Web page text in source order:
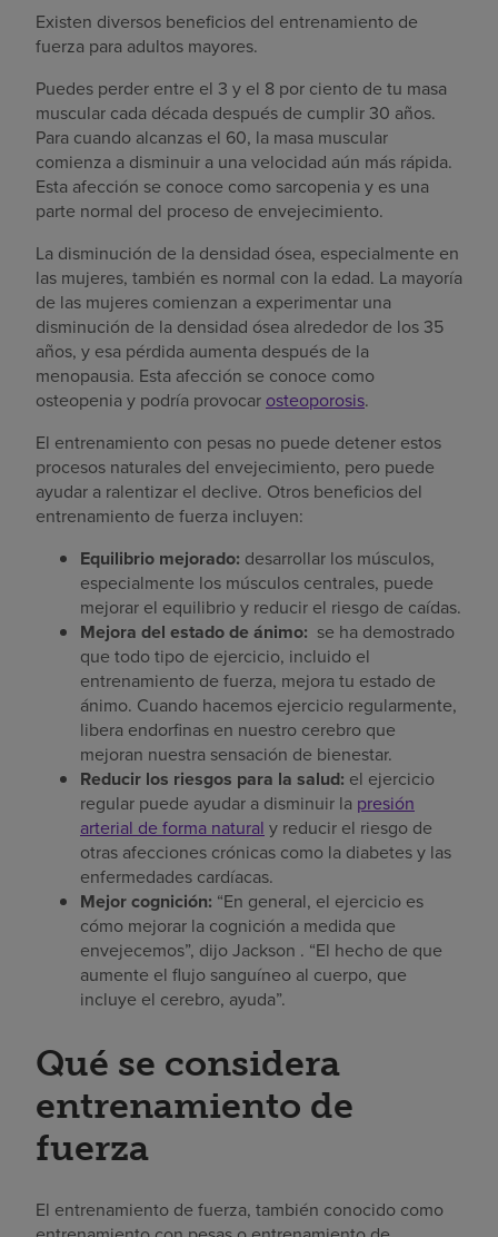
Existen diversos beneficios del entrenamiento de
fuerza para adultos mayores.
Puedes perder entre el 3 y el 8 por ciento de tu masa
muscular cada década después de cumplir 30 años.
Para cuando alcanzas el 60, la masa muscular
comienza a disminuir a una velocidad aún más rápida.
Esta afección se conoce como sarcopenia y es una
parte normal del proceso de envejecimiento.
La disminución de la densidad ósea, especialmente en
las mujeres, también es normal con la edad. La mayoría
de las mujeres comienzan a experimentar una
disminución de la densidad ósea alrededor de los 35
años, y esa pérdida aumenta después de la
menopausia. Esta afección se conoce como
osteopenia y podría provocar osteoporosis.
El entrenamiento con pesas no puede detener estos
procesos naturales del envejecimiento, pero puede
ayudar a ralentizar el declive. Otros beneficios del
entrenamiento de fuerza incluyen:
Equilibrio mejorado: desarrollar los músculos,
especialmente los músculos centrales, puede
mejorar el equilibrio y reducir el riesgo de caídas.
Mejora del estado de ánimo: se ha demostrado
que todo tipo de ejercicio, incluido el
entrenamiento de fuerza, mejora tu estado de
ánimo. Cuando hacemos ejercicio regularmente,
libera endorfinas en nuestro cerebro que
mejoran nuestra sensación de bienestar.
Reducir los riesgos para la salud: el ejercicio
regular puede ayudar a disminuir la presión
arterial de forma natural y reducir el riesgo de
otras afecciones crónicas como la diabetes y las
enfermedades cardíacas.
Mejor cognición: “En general, el ejercicio es
cómo mejorar la cognición a medida que
envejecemos”, dijo Jackson . “El hecho de que
aumente el flujo sanguíneo al cuerpo, que
incluye el cerebro, ayuda”.
Qué se considera
entrenamiento de
fuerza
El entrenamiento de fuerza, también conocido como